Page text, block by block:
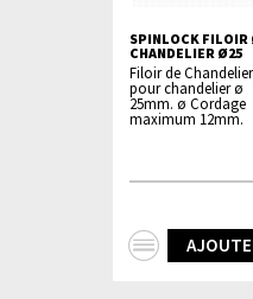
SPINLOCK FILOIR
CHANDELIER Ø25
Filoir de Chandelier
pour chandelier ø
25mm. ø Cordage
maximum 12mm.